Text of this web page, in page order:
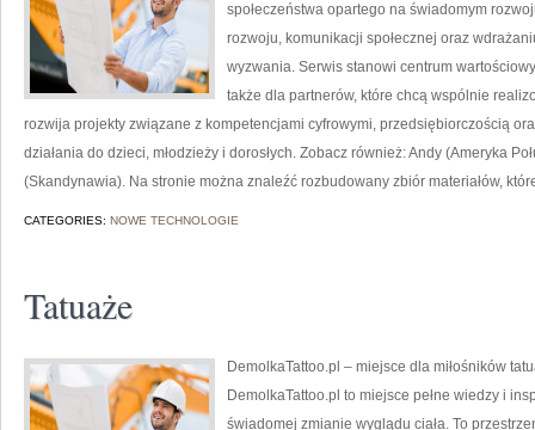
społeczeństwa opartego na świadomym
rozwoju, komunikacji społecznej oraz
wyzwania. Serwis stanowi centrum
także dla partnerów, które chcą wspólnie
rozwija projekty związane z kompetencjami cyfrowymi, przedsiębiorczością
działania do dzieci, młodzieży i dorosłych. Zobacz również: Andy (Ameryka
(Skandynawia). Na stronie można znaleźć rozbudowany zbiór materiałów,
CATEGORIES: NOWE TECHNOLOGIE
Tatuaże
DemolkaTattoo.pl – miejsce dla miłośników
DemolkaTattoo.pl to miejsce pełne wiedzy i
świadomej zmianie wyglądu ciała. To